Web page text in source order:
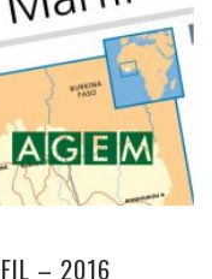
– 2016